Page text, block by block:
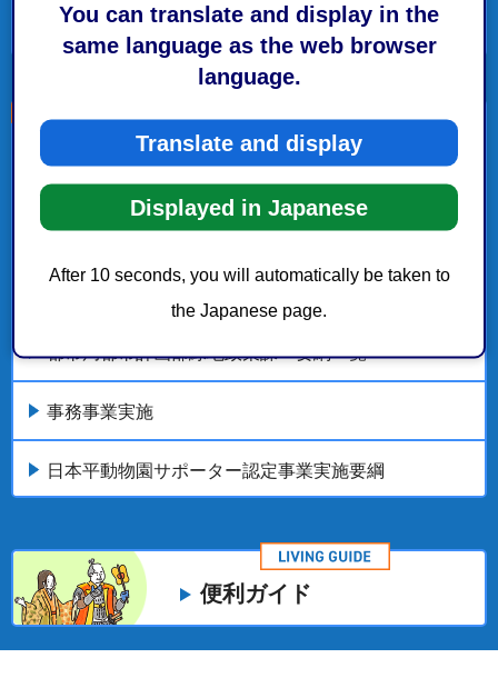
You can translate and display in the
same language as the web browser
language.
Translate and display
Displayed in Japanese
After 10 seconds, you will automatically be taken to
the Japanese page.
もっとみる
こちらの記事も読まれています。
静岡市消防局ウェアラブルカメラの使用等に関する
都市局都市計画部緑地政策課 要綱一覧
事務事業実施
日本平動物園サポーター認定事業実施要綱
便利ガイド